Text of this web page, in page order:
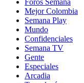
Mejor Colombia
Semana Play
Mundo
Confidenciales
Semana TV
Gente
Especiales
Arcadia